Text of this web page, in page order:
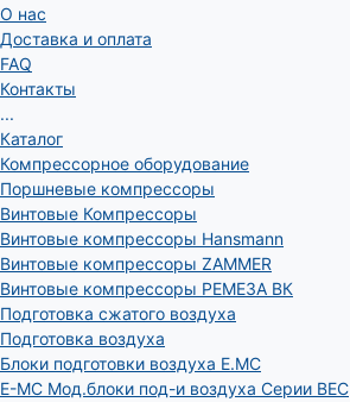
О нас
Доставка и оплата
FAQ
Контакты
...
Каталог
Компрессорное оборудование
Поршневые компрессоры
Винтовые Компрессоры
Винтовые компрессоры Hansmann
Винтовые компрессоры ZAMMER
Винтовые компрессоры РЕМЕЗА ВК
Подготовка сжатого воздуха
Подготовка воздуха
Блоки подготовки воздуха E.MC
E-MC Мод.блоки под-и воздуха Серии BEC